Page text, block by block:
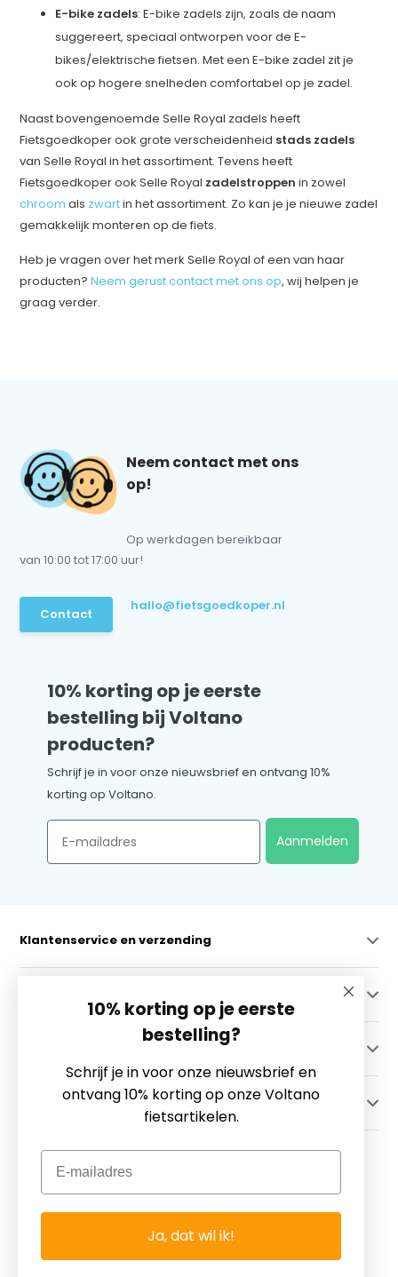
E-bike zadels: E-bike zadels zijn, zoals de naam
suggereert, speciaal ontworpen voor de E-
bikes/elektrische fietsen. Met een E-bike zadel zit je
ook op hogere snelheden comfortabel op je zadel.
Naast bovengenoemde Selle Royal zadels heeft
Fietsgoedkoper ook grote verscheidenheid stads zadels
van Selle Royal in het assortiment. Tevens heeft
Fietsgoedkoper ook Selle Royal zadelstroppen in zowel
chroom als zwartin het assortiment. Zo kan je je nieuwe zadel
gemakkelijk monteren op de fiets.
Heb je vragen over het merk Selle Royal of een van haar
producten?Neem gerust contact met ons op, wij helpen je
graag verder.
Neem contact met ons
op!
Op werkdagen bereikbaar
van 10:00 tot 17:00 uur!
Contact
hallo@fietsgoedkoper.nl
10% korting op je eerste
bestelling bij Voltano
producten?
Schrijf je in voor onze nieuwsbrief en ontvang 10%
korting op Voltano.
Email
Aanmelden
Klantenservice en verzending
Contact
© Copyright 2026 - Theme ByDMWS
10% korting op je eerste
bestelling?
Schrijf je in voor onze nieuwsbrief en
ontvang 10% korting op onze Voltano
fietsartikelen.
Email
Ja, dat wil ik!